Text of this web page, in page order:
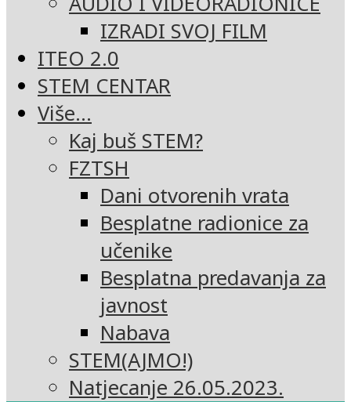
IZRADI SVOJ FILM
ITEO 2.0
STEM CENTAR
Više…
Kaj buš STEM?
FZTSH
Dani otvorenih vrata
Besplatne radionice za
učenike
Besplatna predavanja za
javnost
Nabava
STEM(AJMO!)
Natjecanje 26.05.2023.